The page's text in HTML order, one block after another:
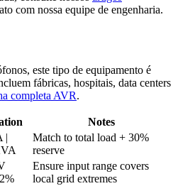
com nossa equipe de engenharia.
este tipo de equipamento é
fábricas, hospitais, data centers
completa AVR.
Notes
|
Match to total load + 30%
reserve
Ensure input range covers
local grid extremes